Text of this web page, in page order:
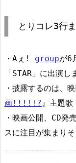
とりコレ3行
・Aぇ! groupが6
「STAR」に出演し
・披露するのは、
画!!!!!? 』主題歌
・映画公開、CD
スに注目が集まりそ